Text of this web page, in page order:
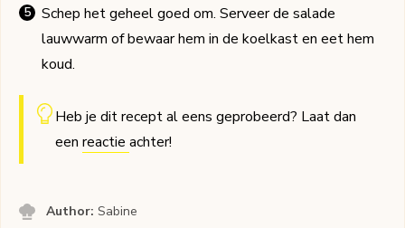
Schep het geheel goed om. Serveer de salade
lauwwarm of bewaar hem in de koelkast en eet hem
koud.
Heb je dit recept al eens geprobeerd? Laat dan
een reactie achter!
Author:Sabine